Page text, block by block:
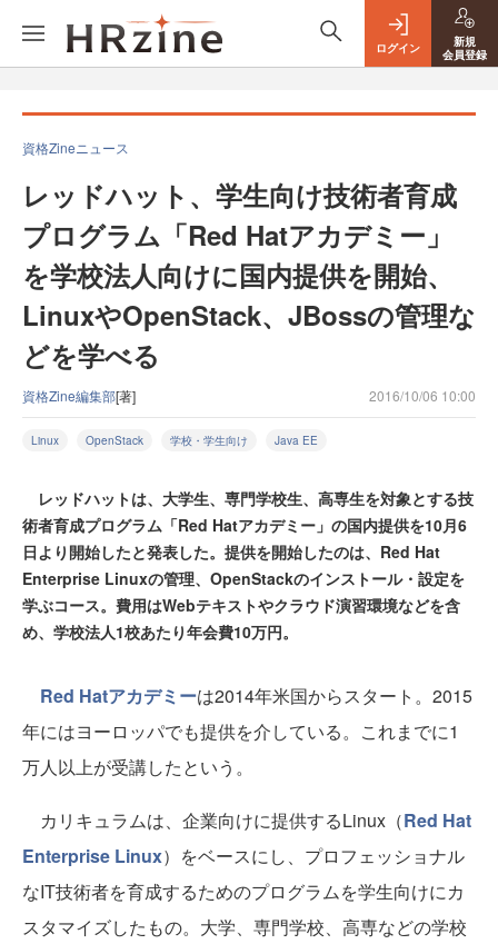
ログイン
新規
会員登録
資格Zineニュース
レッドハット、学生向け技術者育成
プログラム「Red Hatアカデミー」
を学校法人向けに国内提供を開始、
LinuxやOpenStack、JBossの管理な
どを学べる
資格Zine編集部[著] 2016/10/06 10:00
Linux OpenStack 学校・学生向け Java EE
レッドハットは、大学生、専門学校生、高専生を対象とする技
術者育成プログラム「Red Hatアカデミー」の国内提供を10月6
日より開始したと発表した。提供を開始したのは、Red Hat
Enterprise Linuxの管理、OpenStackのインストール・設定を
学ぶコース。費用はWebテキストやクラウド演習環境などを含
め、学校法人1校あたり年会費10万円。
Red Hatアカデミーは2014年米国からスタート。2015
年にはヨーロッパでも提供を介している。これまでに1
万人以上が受講したという。
カリキュラムは、企業向けに提供するLinux（Red Hat
Enterprise Linux）をベースにし、プロフェッショナル
なIT技術者を育成するためのプログラムを学生向けにカ
スタマイズしたもの。大学、専門学校、高専などの学校